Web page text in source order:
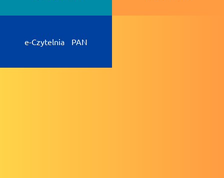
e-Czytelnia PAN